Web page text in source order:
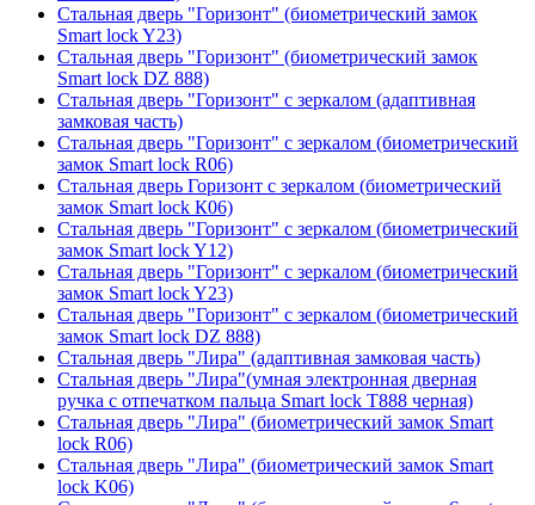
Стальная дверь "Горизонт" (биометрический замок
Smart lock Y23)
Стальная дверь "Горизонт" (биометрический замок
Smart lock DZ 888)
Стальная дверь "Горизонт" с зеркалом (адаптивная
замковая часть)
Стальная дверь "Горизонт" с зеркалом (биометрический
замок Smart lock R06)
Стальная дверь Горизонт с зеркалом (биометрический
замок Smart lock К06)
Стальная дверь "Горизонт" с зеркалом (биометрический
замок Smart lock Y12)
Стальная дверь "Горизонт" с зеркалом (биометрический
замок Smart lock Y23)
Стальная дверь "Горизонт" с зеркалом (биометрический
замок Smart lock DZ 888)
Стальная дверь "Лира" (адаптивная замковая часть)
Стальная дверь "Лира"(умная электронная дверная
ручка с отпечатком пальца Smart lock T888 черная)
Стальная дверь "Лира" (биометрический замок Smart
lock R06)
Стальная дверь "Лира" (биометрический замок Smart
lock K06)